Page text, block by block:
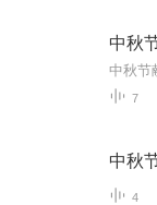
中秋
中秋节
7
中秋
4